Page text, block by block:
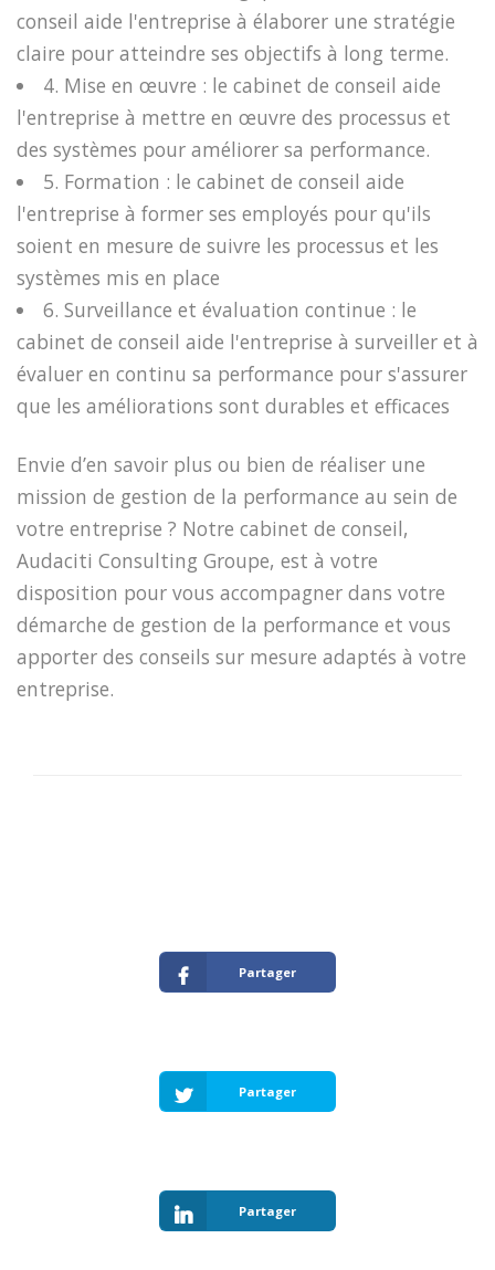
conseil aide l'entreprise à élaborer une stratégie
claire pour atteindre ses objectifs à long terme.
4. Mise en œuvre : le cabinet de conseil aide
l'entreprise à mettre en œuvre des processus et
des systèmes pour améliorer sa performance.
5. Formation : le cabinet de conseil aide
l'entreprise à former ses employés pour qu'ils
soient en mesure de suivre les processus et les
systèmes mis en place
6. Surveillance et évaluation continue : le
cabinet de conseil aide l'entreprise à surveiller et à
évaluer en continu sa performance pour s'assurer
que les améliorations sont durables et efficaces
Envie d’en savoir plus ou bien de réaliser une
mission de gestion de la performance au sein de
votre entreprise ? Notre cabinet de conseil,
Audaciti Consulting Groupe, est à votre
disposition pour vous accompagner dans votre
démarche de gestion de la performance et vous
apporter des conseils sur mesure adaptés à votre
entreprise.
Partager
Partager
Partager